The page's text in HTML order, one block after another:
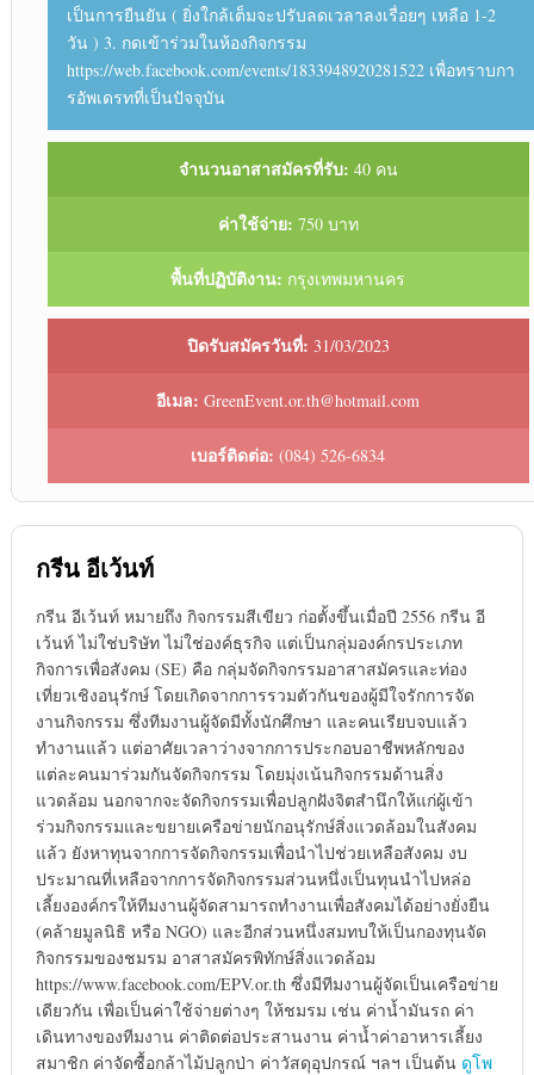
เป็นการยืนยัน ( ยิ่งใกล้เต็มจะปรับลดเวลาลงเรื่อยๆ เหลือ 1-2
วัน ) 3. กดเข้าร่วมในห้องกิจกรรม
https://web.facebook.com/events/1833948920281522 เพื่อทราบกา
รอัพเดรทที่เป็นปัจจุบัน
จำนวนอาสาสมัครที่รับ: 40 คน
ค่าใช้จ่าย: 750 บาท
พื้นที่ปฏิบัติงาน: กรุงเทพมหานคร
ปิดรับสมัครวันที่: 31/03/2023
อีเมล: GreenEvent.or.th@hotmail.com
เบอร์ติดต่อ: (084) 526-6834
กรีน อีเว้นท์
กรีน อีเว้นท์ หมายถึง กิจกรรมสีเขียว ก่อตั้งขึ้นเมื่อปี 2556 กรีน อี
เว้นท์ ไม่ใช่บริษัท ไม่ใช่องค์ธุรกิจ แต่เป็นกลุ่มองค์กรประเภท
กิจการเพื่อสังคม (SE) คือ กลุ่มจัดกิจกรรมอาสาสมัครและท่อง
เที่ยวเชิงอนุรักษ์ โดยเกิดจากการรวมตัวกันของผู้มีใจรักการจัด
งานกิจกรรม ซึ่งทีมงานผู้จัดมีทั้งนักศึกษา และคนเรียบจบแล้ว
ทำงานแล้ว แต่อาศัยเวลาว่างจากการประกอบอาชีพหลักของ
แต่ละคนมาร่วมกันจัดกิจกรรม โดยมุ่งเน้นกิจกรรมด้านสิ่ง
แวดล้อม นอกจากจะจัดกิจกรรมเพื่อปลูกฝังจิตสำนึกให้แก่ผู้เข้า
ร่วมกิจกรรมและขยายเครือข่ายนักอนุรักษ์สิ่งแวดล้อมในสังคม
แล้ว ยังหาทุนจากการจัดกิจกรรมเพื่อนำไปช่วยเหลือสังคม งบ
ประมาณที่เหลือจากการจัดกิจกรรมส่วนหนึ่งเป็นทุนนำไปหล่อ
เลี้ยงองค์กรให้ทีมงานผู้จัดสามารถทำงานเพื่อสังคมได้อย่างยั่งยืน
(คล้ายมูลนิธิ หรือ NGO) และอีกส่วนหนึ่งสมทบให้เป็นกองทุนจัด
กิจกรรมของชมรม อาสาสมัครพิทักษ์สิ่งแวดล้อม
https://www.facebook.com/EPV.or.th ซึ่งมีทีมงานผู้จัดเป็นเครือข่าย
เดียวกัน เพื่อเป็นค่าใช้จ่ายต่างๆ ให้ชมรม เช่น ค่าน้ำมันรถ ค่า
เดินทางของทีมงาน ค่าติดต่อประสานงาน ค่าน้ำค่าอาหารเลี้ยง
สมาชิก ค่าจัดซื้อกล้าไม้ปลูกป่า ค่าวัสดุอุปกรณ์ ฯลฯ เป็นต้น ดูโพ